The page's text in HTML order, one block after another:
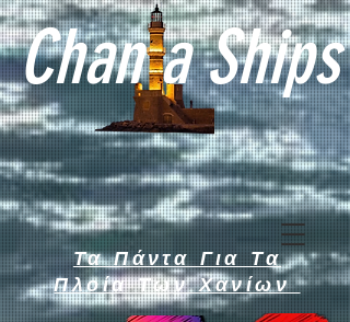
Chan a Ships
Τα Πάντα Για Τα
Πλοία Των Χανίων